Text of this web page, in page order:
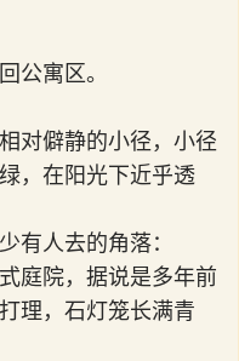
公寓区。
对僻静的小径，小径
，在阳光下近乎透
有人去的角落：
庭院，据说是多年前
理，石灯笼长满青